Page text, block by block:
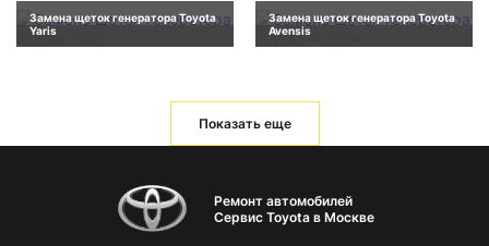
Замена щеток генератора Toyota
Yaris
Замена щеток генератора Toyota
Avensis
Показать еще
Ремонт автомобилей
Сервис Toyota в Москве